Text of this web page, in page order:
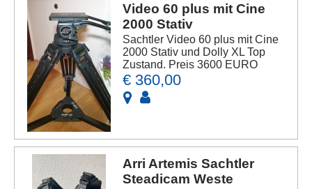
Video 60 plus mit Cine
2000 Stativ
Sachtler Video 60 plus mit Cine
2000 Stativ und Dolly XL Top
Zustand. Preis 3600 EURO
€ 360,00
Arri Artemis Sachtler
Steadicam Weste